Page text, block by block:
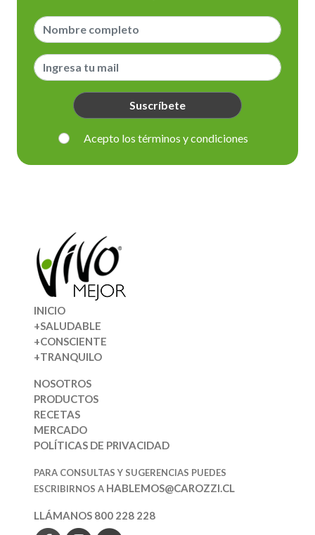
Suscríbete
Acepto los términos y condiciones
INICIO
+SALUDABLE
+CONSCIENTE
+TRANQUILO
NOSOTROS
PRODUCTOS
RECETAS
MERCADO
POLÍTICAS DE PRIVACIDAD
PARA CONSULTAS Y SUGERENCIAS PUEDES
ESCRIBIRNOS A HABLEMOS@CAROZZI.CL
LLÁMANOS 800 228 228